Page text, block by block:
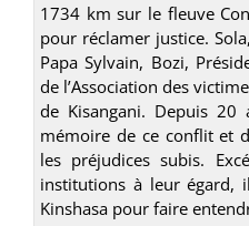
1734 km sur le fleuve
pour réclamer justice.
Papa Sylvain, Bozi,
de l’Association des
de Kisangani. Depuis
mémoire de ce conflit et
les préjudices subis.
institutions à leur égard,
Kinshasa pour faire